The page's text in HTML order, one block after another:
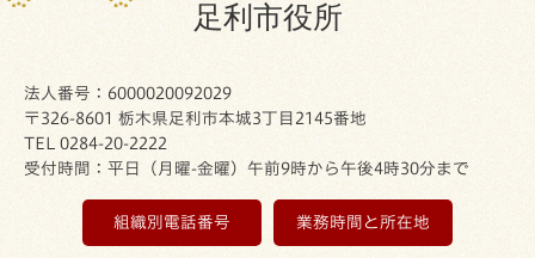
足利市役所
法人番号：6000020092029
〒326-8601 栃木県足利市本城3丁目2145番地
TEL 0284-20-2222
受付時間：平日（月曜-金曜）午前9時から午後4時30分まで
組織別電話番号 業務時間と所在地